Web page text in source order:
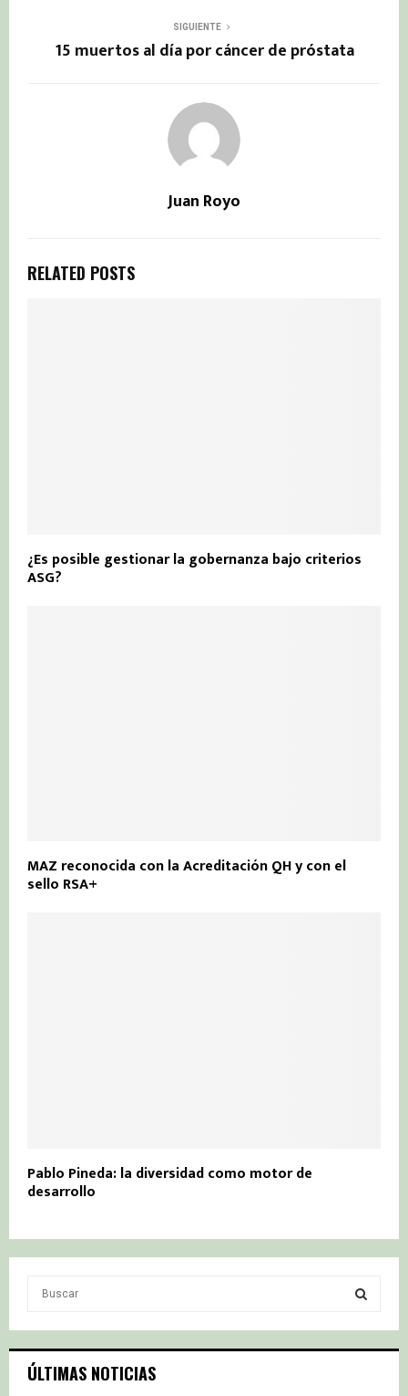
SIGUIENTE
15 muertos al día por cáncer de próstata
Juan Royo
RELATED POSTS
¿Es posible gestionar la gobernanza bajo criterios
ASG?
MAZ reconocida con la Acreditación QH y con el
sello RSA+
Pablo Pineda: la diversidad como motor de
desarrollo
c
h
S
ÚLTIMAS NOTICIAS